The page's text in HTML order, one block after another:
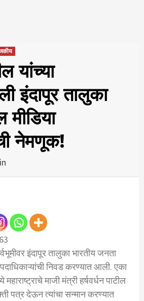
यांच्या
इंदापूर तालुका
मीडिया
नेमणूक!
इंदापूर तालुका भारतीय जनता
पदाधिकाऱ्यांची निवड करण्यात आली. एका
माजी मंत्री हर्षवर्धन पाटील
पत्र देऊन त्यांचा सन्मान करण्यात